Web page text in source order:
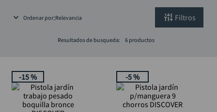
Ordenar por Relevancia Filtros
Resultados de busqueda: 6 productos
-15 % -5 %
compresor
hidrolavadora
ruteadora
mototool